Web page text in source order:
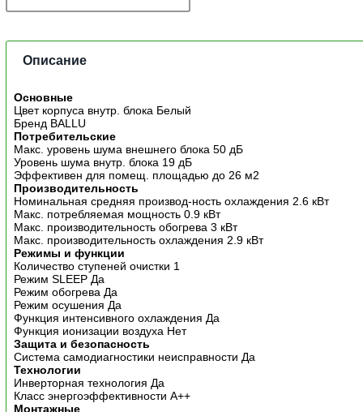
Описание
Основные
Цвет корпуса внутр. блока Белый
Бренд BALLU
Потребительские
Макс. уровень шума внешнего блока 50 дБ
Уровень шума внутр. блока 19 дБ
Эффективен для помещ. площадью до 26 м2
Производительность
Номинальная средняя производ-ность охлаждения 2.6 кВт
Макс. потребляемая мощность 0.9 кВт
Макс. производительность обогрева 3 кВт
Макс. производительность охлаждения 2.9 кВт
Режимы и функции
Количество ступеней очистки 1
Режим SLEEP Да
Режим обогрева Да
Режим осушения Да
Функция интенсивного охлаждения Да
Функция ионизации воздуха Нет
Защита и безопасность
Система самодиагностики неисправности Да
Технологии
Инверторная технология Да
Класс энергоэффективности A++
Монтажные